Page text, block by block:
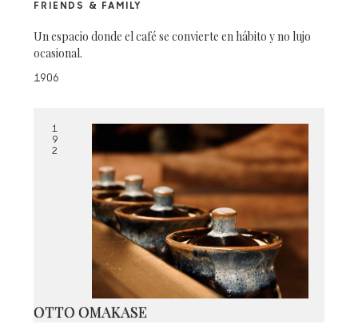
FRIENDS & FAMILY
Un espacio donde el café se convierte en hábito y no lujo
ocasional.
1906
1
9
2
OTTO OMAKASE